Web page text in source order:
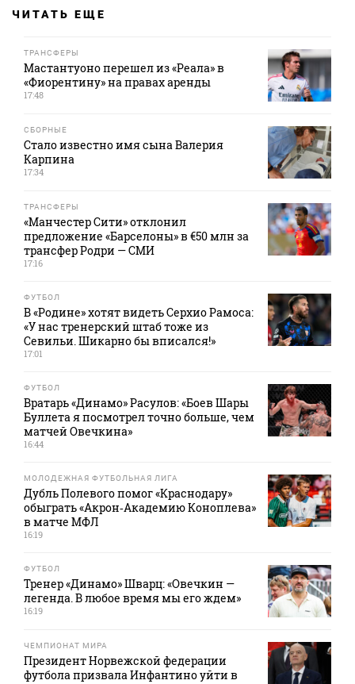
ЧИТАТЬ ЕЩЕ
ТРАНСФЕРЫ
Мастантуоно перешел из «Реала» в
«Фиорентину» на правах аренды
17:48
СБОРНЫЕ
Стало известно имя сына Валерия
Карпина
17:34
ТРАНСФЕРЫ
«Манчестер Сити» отклонил
предложение «Барселоны» в €50 млн за
трансфер Родри — СМИ
17:16
ФУТБОЛ
В «Родине» хотят видеть Серхио Рамоса:
«У нас тренерский штаб тоже из
Севильи. Шикарно бы вписался!»
17:01
ФУТБОЛ
Вратарь «Динамо» Расулов: «Боев Шары
Буллета я посмотрел точно больше, чем
матчей Овечкина»
16:44
МОЛОДЕЖНАЯ ФУТБОЛЬНАЯ ЛИГА
Дубль Полевого помог «Краснодару»
обыграть «Акрон‑Академию Коноплева»
в матче МФЛ
16:19
ФУТБОЛ
Тренер «Динамо» Шварц: «Овечкин —
легенда. В любое время мы его ждем»
16:19
ЧЕМПИОНАТ МИРА
Президент Норвежской федерации
футбола призвала Инфантино уйти в